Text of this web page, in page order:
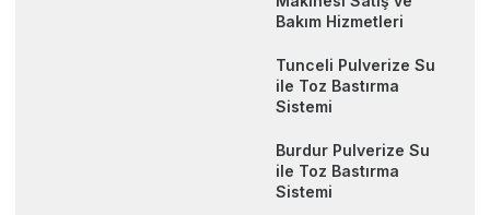
Bakım Hizmetleri
Tunceli Pulverize Su
ile Toz Bastırma
Sistemi
Burdur Pulverize Su
ile Toz Bastırma
Sistemi